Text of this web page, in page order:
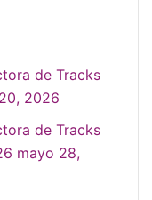
de Tracks
2026
de Tracks
mayo 28,